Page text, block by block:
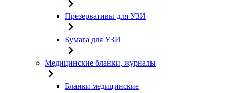
Презервативы для УЗИ
Бумага для УЗИ
Медицинские бланки, журналы
Бланки медицинские